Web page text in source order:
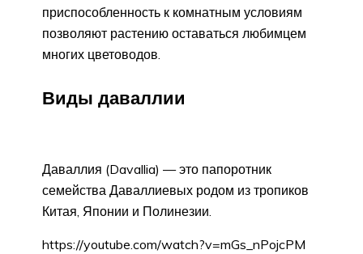
приспособленность к комнатным условиям
позволяют растению оставаться любимцем
многих цветоводов.
Виды даваллии
Даваллия (Davallia) — это папоротник
семейства Даваллиевых родом из тропиков
Китая, Японии и Полинезии.
https://youtube.com/watch?v=mGs_nPojcPM